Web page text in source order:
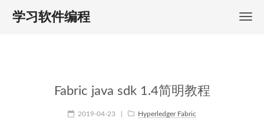
学习软件编程
Fabric java sdk 1.4简明教程
2019-04-23 Hyperledger Fabric